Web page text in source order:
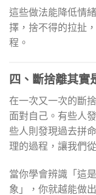
這些做法能降低情
擇，捨不得的拉扯
程。
四、斷捨離其實
在一次又一次的斷
面對自己。有些人
些人則發現過去拼
理的過程，讓我們
當你學會辨識「這
象」，你就越能做